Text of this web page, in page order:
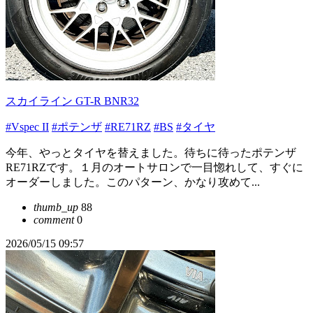
スカイライン GT-R BNR32
#Vspec II #ポテンザ #RE71RZ #BS #タイヤ
今年、やっとタイヤを替えました。待ちに待ったポテンザ
RE71RZです。１月のオートサロンで一目惚れして、すぐに
オーダーしました。このパターン、かなり攻めて...
thumb_up 88
comment0
2026/05/15 09:57